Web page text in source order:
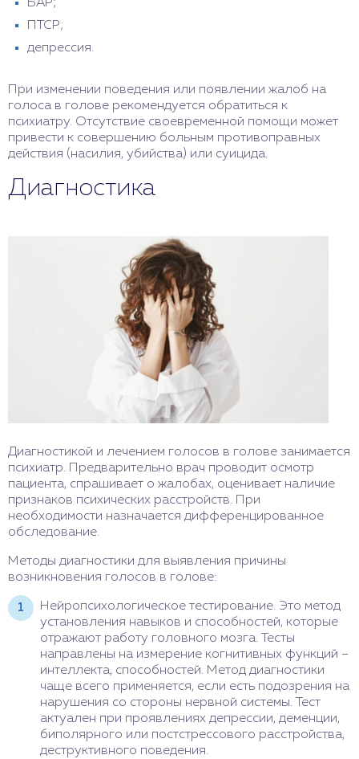
БАР;
ПТСР;
депрессия.
При изменении поведения или появлении жалоб на
голоса в голове рекомендуется обратиться к
психиатру. Отсутствие своевременной помощи может
привести к совершению больным противоправных
действия (насилия, убийства) или суицида.
Диагностика
Диагностикой и лечением голосов в голове занимается
психиатр. Предварительно врач проводит осмотр
пациента, спрашивает о жалобах, оценивает наличие
признаков психических расстройств. При
необходимости назначается дифференцированное
обследование.
Методы диагностики для выявления причины
возникновения голосов в голове:
Нейропсихологическое тестирование. Это метод
установления навыков и способностей, которые
отражают работу головного мозга. Тесты
направлены на измерение когнитивных функций –
интеллекта, способностей. Метод диагностики
чаще всего применяется, если есть подозрения на
нарушения со стороны нервной системы. Тест
актуален при проявлениях депрессии, деменции,
биполярного или постстрессового расстройства,
деструктивного поведения.